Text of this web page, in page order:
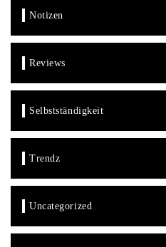
Notizen
Reviews
Selbstständigkeit
Trendz
Uncategorized